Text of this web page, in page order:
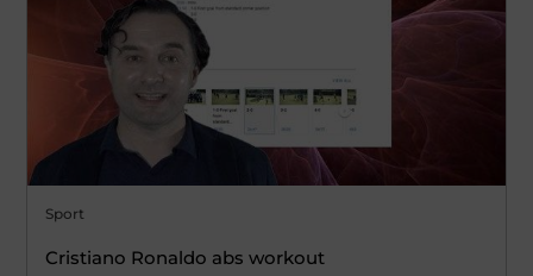
Sport
Cristiano Ronaldo abs workout